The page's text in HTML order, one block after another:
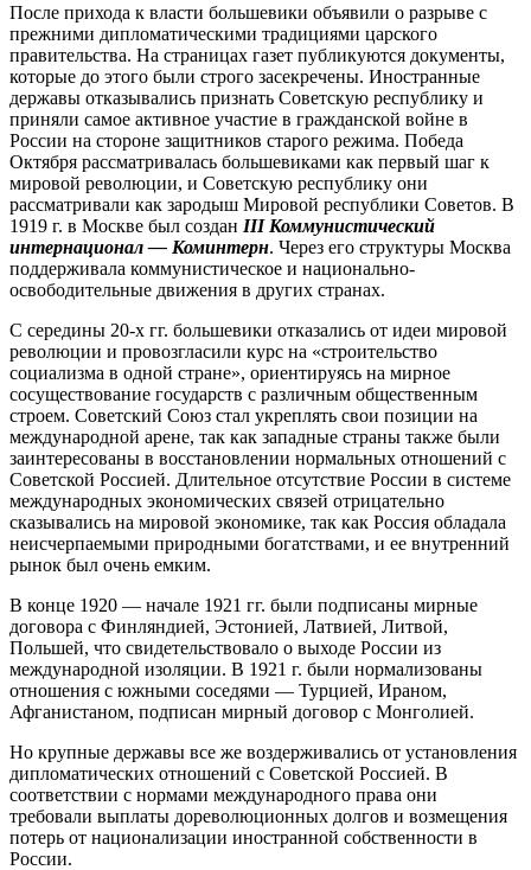
После прихода к власти большевики объявили о разрыве с
прежними дипломатическими традициями царского
правительства. На страницах газет публикуются документы,
которые до этого были строго засекречены. Иностранные
державы отказывались признать Советскую республику и
приняли самое активное участие в гражданской войне в
России на стороне защитников старого режима. Победа
Октября рассматривалась большевиками как первый шаг к
мировой революции, и Советскую республику они
рассматривали как зародыш Мировой республики Советов. В
1919 г. в Москве был создан III Коммунистический
интернационал — Коминтерн. Через его структуры Москва
поддерживала коммунистическое и национально-
освободительные движения в других странах.
С середины 20-х гг. большевики отказались от идеи мировой
революции и провозгласили курс на «строительство
социализма в одной стране», ориентируясь на мирное
сосуществование государств с различным общественным
строем. Советский Союз стал укреплять свои позиции на
международной арене, так как западные страны также были
заинтересованы в восстановлении нормальных отношений с
Советской Россией. Длительное отсутствие России в системе
международных экономических связей отрицательно
сказывались на мировой экономике, так как Россия обладала
неисчерпаемыми природными богатствами, и ее внутренний
рынок был очень емким.
В конце 1920 — начале 1921 гг. были подписаны мирные
договора с Финляндией, Эстонией, Латвией, Литвой,
Польшей, что свидетельствовало о выходе России из
международной изоляции. В 1921 г. были нормализованы
отношения с южными соседями — Турцией, Ираном,
Афганистаном, подписан мирный договор с Монголией.
Но крупные державы все же воздерживались от установления
дипломатических отношений с Советской Россией. В
соответствии с нормами международного права они
требовали выплаты дореволюционных долгов и возмещения
потерь от национализации иностранной собственности в
России.